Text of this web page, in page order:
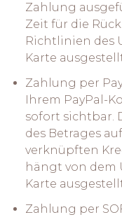
Zahlung
Zeit für die
Richtlinien des
Karte
Zahlung per
Ihrem PayPal-
sofort sichtbar.
des Betrages
verknüpften
hängt von dem
Karte
Zahlung per